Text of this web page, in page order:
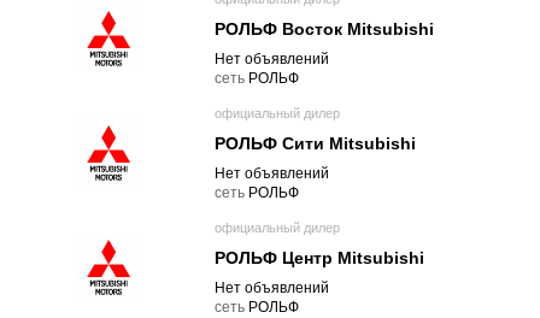
РОЛЬФ Восток Mitsubishi
Нет объявлений
cеть РОЛЬФ
официальный дилер
РОЛЬФ Сити Mitsubishi
Нет объявлений
cеть РОЛЬФ
официальный дилер
РОЛЬФ Центр Mitsubishi
Нет объявлений
cеть РОЛЬФ